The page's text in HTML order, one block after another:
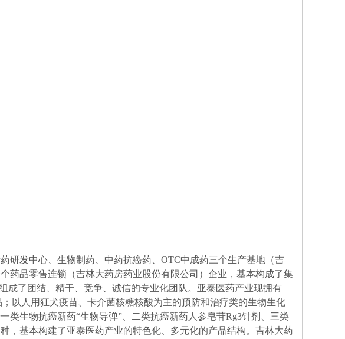
研发中心、生物制药、中药抗癌药、OTC中成药三个生产基地（吉
药品零售连锁（吉林大药房药业股份有限公司）企业，基本构成了集
成了团结、精干、竞争、诚信的专业化团队。亚泰医药产业现拥有
以人用狂犬疫苗、卡介菌核糖核酸为主的预防和治疗类的生物生化
生物抗癌新药“生物导弹”、二类抗癌新药人参皂苷Rg3针剂、三类
，基本构建了亚泰医药产业的特色化、多元化的产品结构。吉林大药